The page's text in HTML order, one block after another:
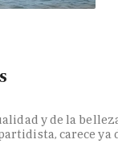
y de la
carece ya